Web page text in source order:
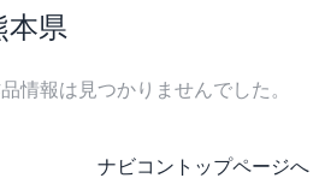
本県
情報は見つかりませんでした。
ナビコントップページへ